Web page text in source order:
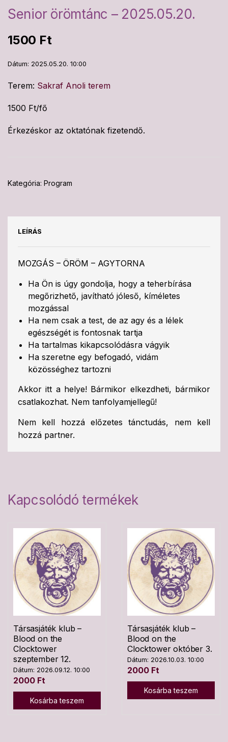
Senior örömtánc – 2025.05.20.
1500 Ft
Dátum: 2025.05.20. 10:00
Terem: Sakraf Anoli terem
1500 Ft/fő
Érkezéskor az oktatónak fizetendő.
Kategória: Program
LEÍRÁS
MOZGÁS – ÖRÖM – AGYTORNA
Ha Ön is úgy gondolja, hogy a teherbírása
megőrizhető, javítható jóleső, kíméletes
mozgással
Ha nem csak a test, de az agy és a lélek
egészségét is fontosnak tartja
Ha tartalmas kikapcsolódásra vágyik
Ha szeretne egy befogadó, vidám
közösséghez tartozni
Akkor itt a helye! Bármikor elkezdheti, bármikor
csatlakozhat. Nem tanfolyamjellegű!
Nem kell hozzá előzetes tánctudás, nem kell
hozzá partner.
Kapcsolódó termékek
Társasjáték klub –
Blood on the
Clocktower
szeptember 12.
Dátum: 2026.09.12. 10:00
2000 Ft
Kosárba teszem
Társasjáték klub –
Blood on the
Clocktower október 3.
Dátum: 2026.10.03. 10:00
2000 Ft
Kosárba teszem